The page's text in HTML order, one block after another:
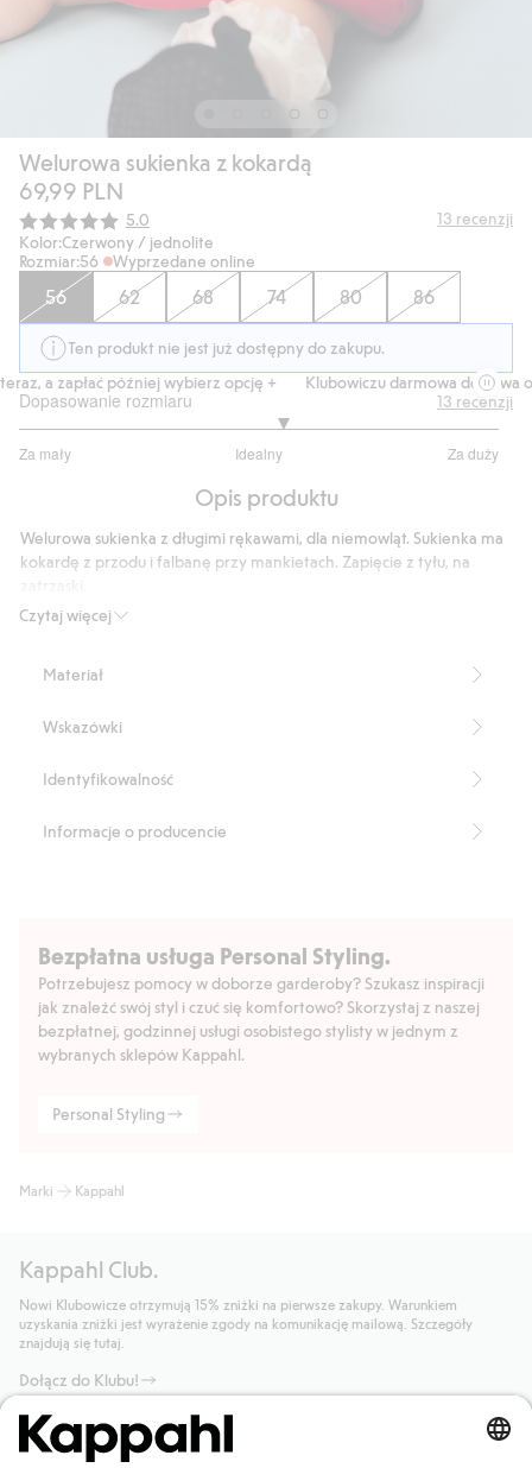
Welurowa sukienka z kokardą
69,99 PLN
Średnia ocena:
5.0 13 recenzji
Kolor:Czerwony / jednolite
Rozmiar:56 Wyprzedane online
56 62 68 74 80 86
Ten produkt nie jest już dostępny do zakupu.
a zapłać później wybierz opcję +
Klubowiczu darmowa dostawa od
Dopasowanie rozmiaru
Za mały Idealny Za duży
na
10
głosów
13 recenzji
Opis produktu
Czytaj więcej
Welurowa sukienka z długimi rękawami, dla niemowląt. Sukienka ma
kokardę z przodu i falbanę przy mankietach. Zapięcie z tyłu, na
Produkt zawiera 95% poliestru z odzysku.
Materiał
Wskazówki
Identyfikowalność
Informacje o producencie
Bezpłatna usługa Personal Styling.
Potrzebujesz pomocy w doborze garderoby? Szukasz inspiracji
jak znaleźć swój styl i czuć się komfortowo? Skorzystaj z naszej
bezpłatnej, godzinnej usługi osobistego stylisty w jednym z
wybranych sklepów Kappahl.
Personal Styling
Marki Kappahl
Kappahl Club.
Nowi Klubowicze otrzymują 15% zniżki na pierwsze zakupy. Warunkiem
uzyskania zniżki jest wyrażenie zgody na komunikację mailową. Szczegóły
znajdują się tutaj.
Dołącz do Klubu!